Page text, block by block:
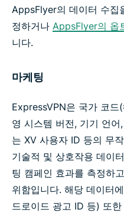
AppsFlyer의 데이터 수집
정하거나 AppsFlyer의 옵
니다.
마케팅
ExpressVPN은 국가 코드
영 시스템 버전, 기기 언
는 XV 사용자 ID 등의 무
기술적 및 상호작용 데이
팅 캠페인 효과를 측정하
위함입니다. 해당 데이터
드로이드 광고 ID 등) 또